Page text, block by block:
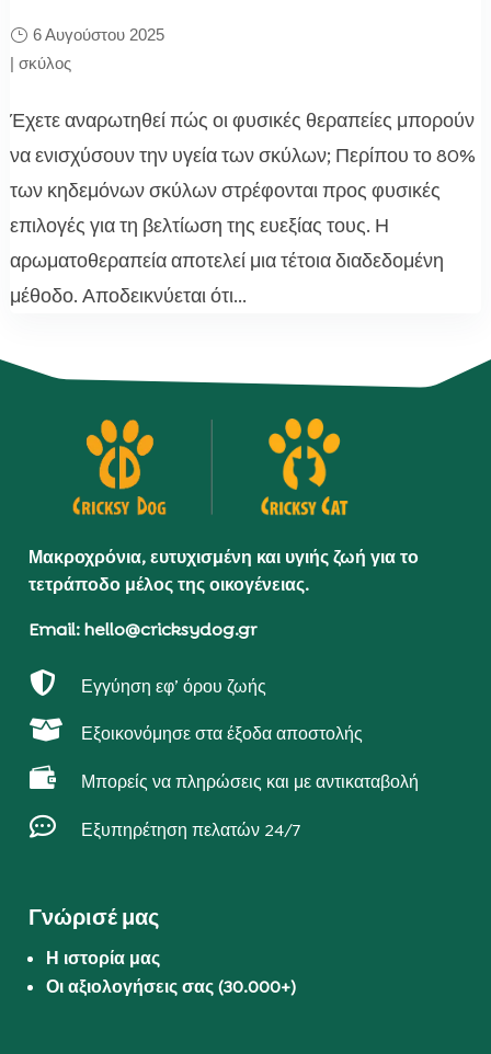
6 Αυγούστου 2025
| σκύλος
Έχετε αναρωτηθεί πώς οι φυσικές θεραπείες μπορούν
να ενισχύσουν την υγεία των σκύλων; Περίπου το 80%
των κηδεμόνων σκύλων στρέφονται προς φυσικές
επιλογές για τη βελτίωση της ευεξίας τους. Η
αρωματοθεραπεία αποτελεί μια τέτοια διαδεδομένη
μέθοδο. Αποδεικνύεται ότι...
Μακροχρόνια, ευτυχισμένη και υγιής ζωή για το
τετράποδο μέλος της οικογένειας.
Email: hello@cricksydog.gr
 Εγγύηση εφ’ όρου ζωής
 Εξοικονόμησε στα έξοδα αποστολής
 Μπορείς να πληρώσεις και με αντικαταβολή
 Εξυπηρέτηση πελατών 24/7
Γνώρισέ μας
Η ιστορία μας
Οι αξιολογήσεις σας (30.000+)